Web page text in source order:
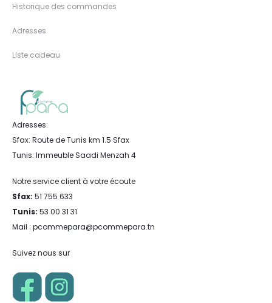
Historique des commandes
Adresses
Liste cadeau
Adresses:
Sfax: Route de Tunis km 1.5 Sfax
Tunis: Immeuble Saadi Menzah 4
Notre service client à votre écoute
Sfax: 51 755 633
Tunis: 53 00 31 31
Mail : pcommepara@pcommepara.tn
Suivez nous sur